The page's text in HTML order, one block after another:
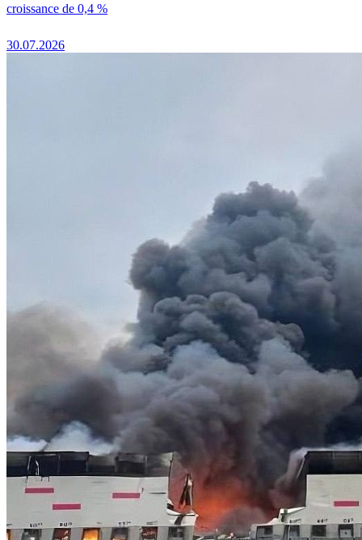
croissance de 0,4 %
30.07.2026